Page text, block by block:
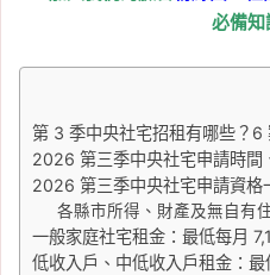
必備知
第 3 季中央社宅招租有哪些？6
2026 第三季中央社宅申請時間
2026 第三季中央社宅申請資格
各縣市所得、財產及無自有
一般家庭社宅租金：最低每月
低收入戶、中低收入戶租金：